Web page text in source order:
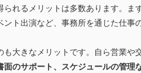
れるメリットは多数あります。ま
ト出演など、事務所を通じた仕事
も大きなメリットです。自ら営業や
面のサポート、スケジュールの管理